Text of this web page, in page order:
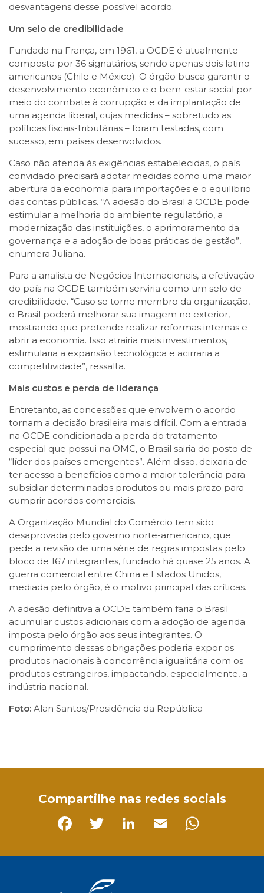
desvantagens desse possível acordo.
Um selo de credibilidade
Fundada na França, em 1961, a OCDE é atualmente
composta por 36 signatários, sendo apenas dois latino-
americanos (Chile e México). O órgão busca garantir o
desenvolvimento econômico e o bem-estar social por
meio do combate à corrupção e da implantação de
uma agenda liberal, cujas medidas – sobretudo as
políticas fiscais-tributárias – foram testadas, com
sucesso, em países desenvolvidos.
Caso não atenda às exigências estabelecidas, o país
convidado precisará adotar medidas como uma maior
abertura da economia para importações e o equilíbrio
das contas públicas. “A adesão do Brasil à OCDE pode
estimular a melhoria do ambiente regulatório, a
modernização das instituições, o aprimoramento da
governança e a adoção de boas práticas de gestão”,
enumera Juliana.
Para a analista de Negócios Internacionais, a efetivação
do país na OCDE também serviria como um selo de
credibilidade. “Caso se torne membro da organização,
o Brasil poderá melhorar sua imagem no exterior,
mostrando que pretende realizar reformas internas e
abrir a economia. Isso atrairia mais investimentos,
estimularia a expansão tecnológica e acirraria a
competitividade”, ressalta.
Mais custos e perda de liderança
Entretanto, as concessões que envolvem o acordo
tornam a decisão brasileira mais difícil. Com a entrada
na OCDE condicionada a perda do tratamento
especial que possui na OMC, o Brasil sairia do posto de
“líder dos países emergentes”. Além disso, deixaria de
ter acesso a benefícios como a maior tolerância para
subsidiar determinados produtos ou mais prazo para
cumprir acordos comerciais.
A Organização Mundial do Comércio tem sido
desaprovada pelo governo norte-americano, que
pede a revisão de uma série de regras impostas pelo
bloco de 167 integrantes, fundado há quase 25 anos. A
guerra comercial entre China e Estados Unidos,
mediada pelo órgão, é o motivo principal das críticas.
A adesão definitiva a OCDE também faria o Brasil
acumular custos adicionais com a adoção de agenda
imposta pelo órgão aos seus integrantes. O
cumprimento dessas obrigações poderia expor os
produtos nacionais à concorrência igualitária com os
produtos estrangeiros, impactando, especialmente, a
indústria nacional.
Foto: Alan Santos/Presidência da República
Compartilhe nas redes sociais